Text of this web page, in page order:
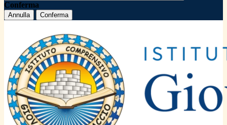
Conferma
Annulla Conferma